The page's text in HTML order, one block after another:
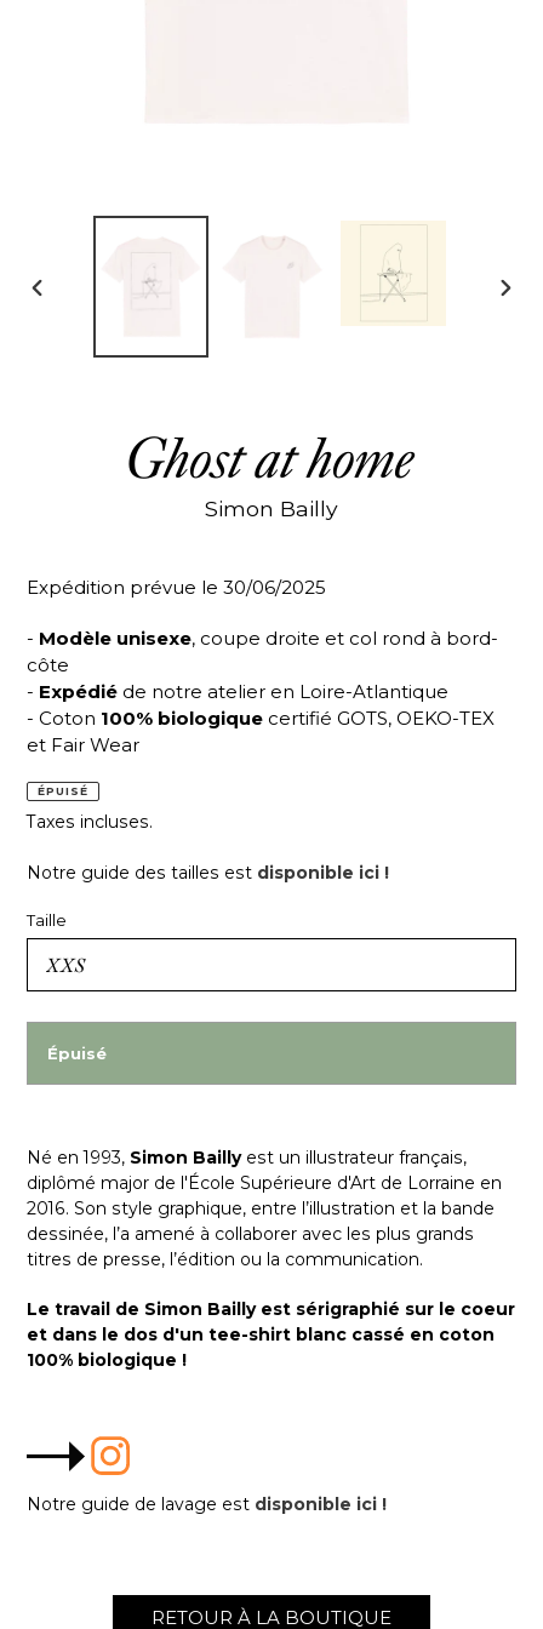
Ghost at home
Simon Bailly
Expédition prévue le 30/06/2025
- Modèle unisexe, coupe droite et col rond à bord-
côte
- Expédié de notre atelier en Loire-Atlantique
- Coton 100% biologique certifié GOTS, OEKO-TEX
et Fair Wear
ÉPUISÉ
Taxes incluses.
Notre guide des tailles est disponible ici !
Taille
Épuisé
Né en 1993, Simon Bailly est un illustrateur français,
diplômé major de l'École Supérieure d'Art de Lorraine en
2016. Son style graphique, entre l’illustration et la bande
dessinée, l’a amené à collaborer avec les plus grands
titres de presse, l’édition ou la communication.
Le travail de Simon Bailly est sérigraphié sur le coeur
et dans le dos d'un tee-shirt blanc cassé en coton
100% biologique !
Notre guide de lavage est disponible ici !
RETOUR À LA BOUTIQUE